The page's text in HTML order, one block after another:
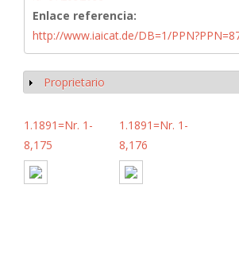
Enlace referencia:
http://www.iaicat.de/DB=1/
Mostrar
Proprietario
1.1891=Nr. 1-
8,175
1.1891=Nr. 1-
8,176